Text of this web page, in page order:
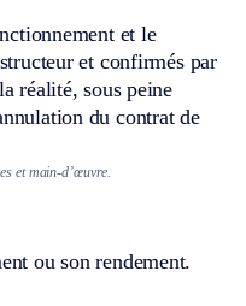
et le
et confirmés par
réalité, sous peine
du contrat de
et main-d’œuvre.
ou son rendement.